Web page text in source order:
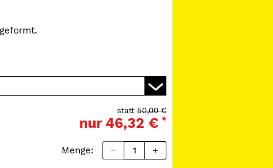
50,00 €
statt
nur46,32 € *
Menge: